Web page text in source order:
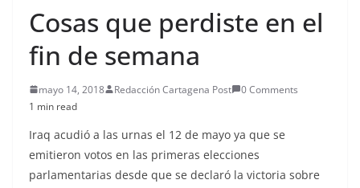
Cosas que perdiste en el
fin de semana
mayo 14, 2018 Redacción Cartagena Post
0 Comments
1 min read
Iraq acudió a las urnas el 12 de mayo ya que se
emitieron votos en las primeras elecciones
parlamentarias desde que se declaró la victoria sobre